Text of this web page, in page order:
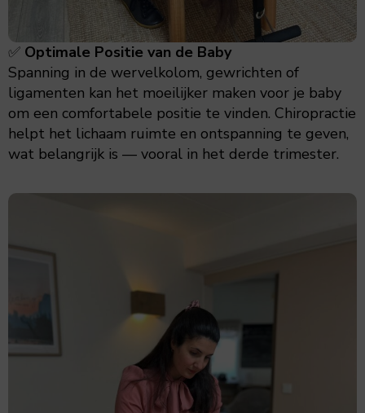
✅ Optimale Positie van de Baby
Spanning in de wervelkolom, gewrichten of
ligamenten kan het moeilijker maken voor je baby
om een comfortabele positie te vinden. Chiropractie
helpt het lichaam ruimte en ontspanning te geven,
wat belangrijk is — vooral in het derde trimester.